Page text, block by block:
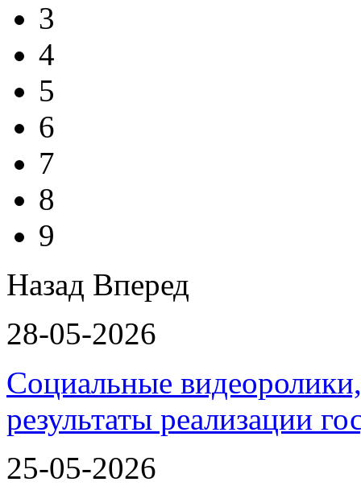
3
4
5
6
7
8
9
Назад Вперед
28-05-2026
Социальные
результаты реализации
25-05-2026